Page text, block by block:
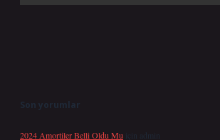
Son yorumlar
2024 Amortiler Belli Oldu Mu için
admin